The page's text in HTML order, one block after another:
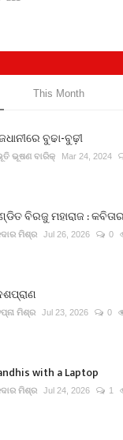
This Month
ବୁଢା-ବୁଢ଼ୀ
ଭୂଷଣ ବାରିକ୍ Mar 24, 2024
ବିରଜୁ ମହାରାଜ :
ମିଶ୍ର Jul 26, 2026 0
ମିଶ୍ର Jul 23, 2026 0
with a Laptop
ମିଶ୍ର Jul 24, 2026 1